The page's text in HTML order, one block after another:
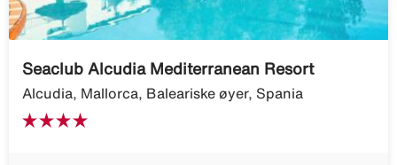
Seaclub Alcudia Mediterranean Resort
Alcudia, Mallorca, Baleariske øyer, Spania